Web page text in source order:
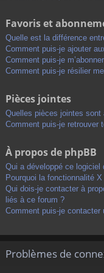
Favoris et
Quelle est la différence
Comment puis-je ajouter
Comment puis-je
Comment puis-je résilier
Pièces jointes
Quelles pièces jointes
Comment puis-je retrouver
À propos de phpBB
Qui a développé ce
Pourquoi la fonctionnalité
Qui dois-je contacter à
liés à ce forum ?
Comment puis-je contacter
Problèmes de